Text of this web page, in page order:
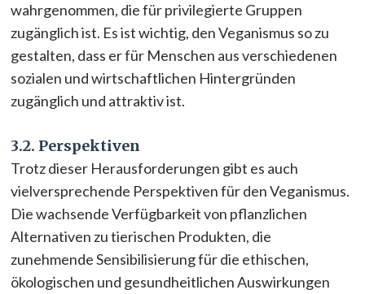
wahrgenommen, die für privilegierte Gruppen
zugänglich ist. Es ist wichtig, den Veganismus so zu
gestalten, dass er für Menschen aus verschiedenen
sozialen und wirtschaftlichen Hintergründen
zugänglich und attraktiv ist.
3.2. Perspektiven
Trotz dieser Herausforderungen gibt es auch
vielversprechende Perspektiven für den Veganismus.
Die wachsende Verfügbarkeit von pflanzlichen
Alternativen zu tierischen Produkten, die
zunehmende Sensibilisierung für die ethischen,
ökologischen und gesundheitlichen Auswirkungen